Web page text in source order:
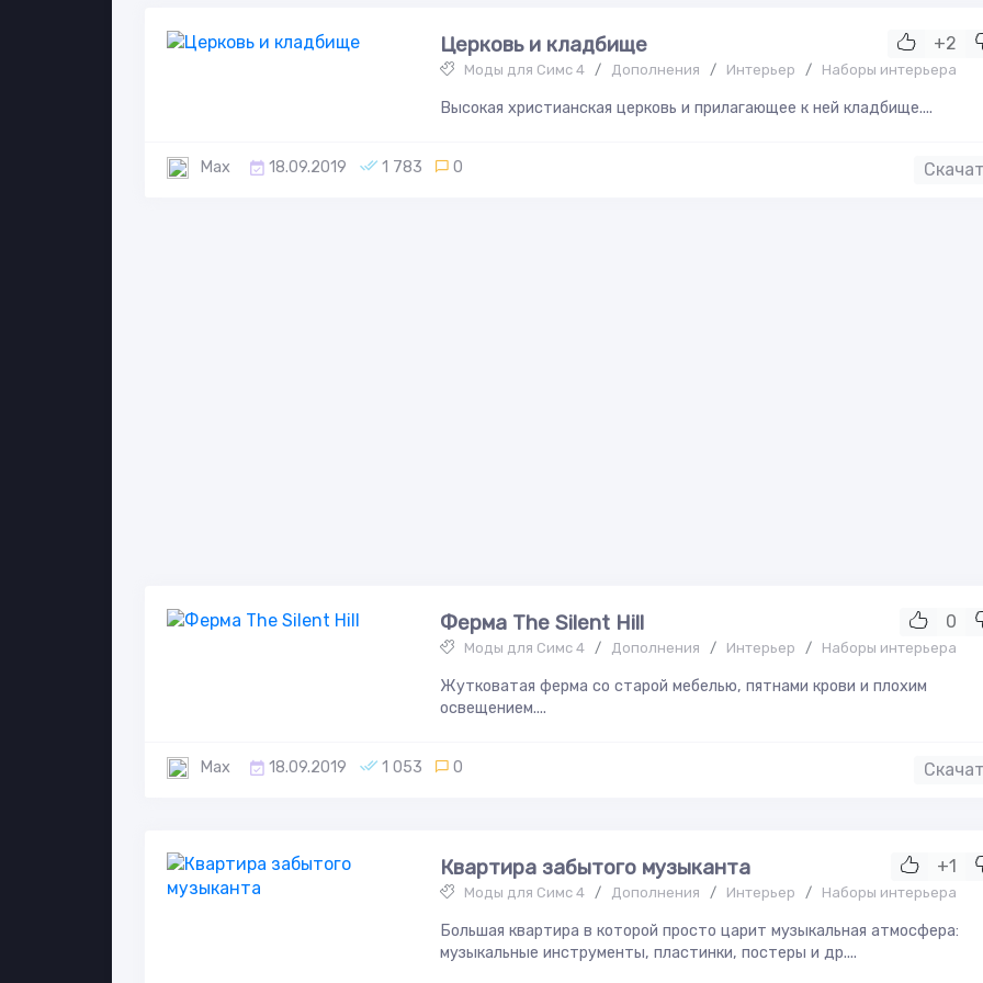
+2
Церковь и кладбище
Моды для Симс 4 / Дополнения / Интерьер / Наборы интерьера
Высокая христианская церковь и прилагающее к ней кладбище....
Max 18.09.2019 1 783 0
0
Ферма The Silent Hill
Моды для Симс 4 / Дополнения / Интерьер / Наборы интерьера
Жутковатая ферма со старой мебелью, пятнами крови и плохим
освещением....
Max 18.09.2019 1 053 0
+1
Квартира забытого музыканта
Моды для Симс 4 / Дополнения / Интерьер / Наборы интерьера
Большая квартира в которой просто царит музыкальная атмосфера:
музыкальные инструменты, пластинки, постеры и др....